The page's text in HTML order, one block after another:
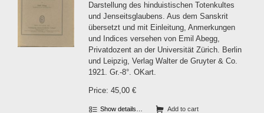
Withdrawal
Privacy Policy
Darstellung des hinduistischen Totenkultes
und Jenseitsglaubens. Aus dem Sanskrit
übersetzt und mit Einleitung, Anmerkungen
und Indices versehen von Emil Abegg,
Privatdozent an der Universität Zürich. Berlin
und Leipzig, Verlag Walter de Gruyter & Co.
1921. Gr.-8°. OKart.
Price: 45,00 €
Show details… Add to cart